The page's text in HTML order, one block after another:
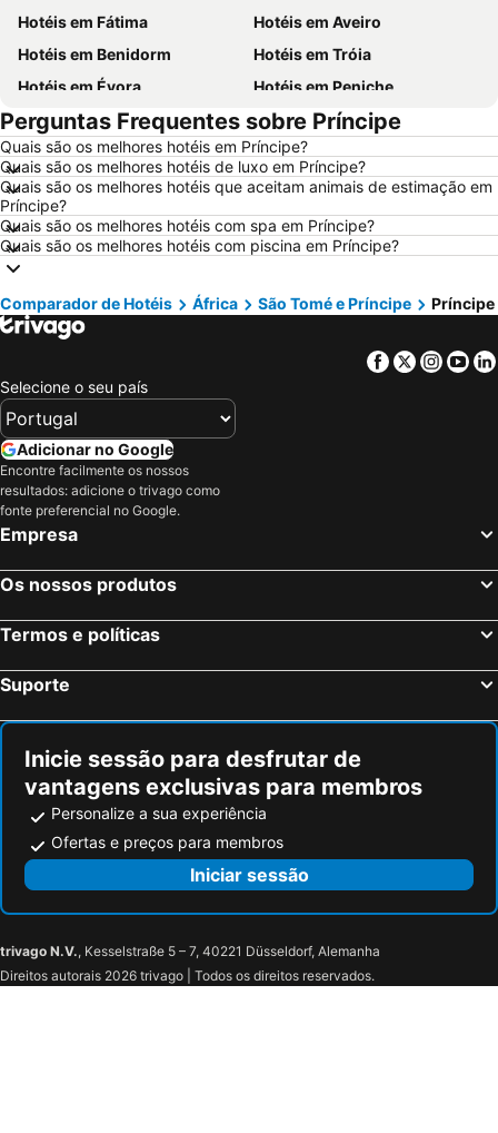
Hotéis em Fátima
Hotéis em Aveiro
Hotéis em Benidorm
Hotéis em Tróia
Hotéis em Évora
Hotéis em Peniche
Hotéis em Porto Santo
Hotéis em Barcelona
Hotéis em Sangenjo
Hotéis em Nazaré
Hotéis em Vigo
Hotéis em Vila Nova de Milfontes
Hotéis em Isla Canela
Hotéis em Roma
Hotéis em Vilamoura
Hotéis em Portugal
Hotéis em Minorca
Hotéis em Galiza
Hotéis em Andaluzia
Hotéis em Douro
Hotéis em Ilha do Sal
Hotéis em Ibiza
Hotéis em Serra da Estrela
Hotéis em Costa da Luz
Hotéis em Gran Canaria
Hotéis em Costa de Almería
Perguntas Frequentes sobre Príncipe
Quais são os melhores hotéis em Príncipe?
Quais são os melhores hotéis de luxo em Príncipe?
Quais são os melhores hotéis que aceitam animais de estimação em
Príncipe?
Quais são os melhores hotéis com spa em Príncipe?
Quais são os melhores hotéis com piscina em Príncipe?
Comparador de Hotéis África São Tomé e Príncipe Príncipe
Facebook
Twitter
Selecione o seu país
Adicionar no Google
Encontre facilmente os nossos
resultados: adicione o trivago como
fonte preferencial no Google.
Empresa
Os nossos produtos
Termos e políticas
Suporte
Inicie sessão para desfrutar de
vantagens exclusivas para membros
Personalize a sua experiência
Ofertas e preços para membros
Iniciar sessão
trivago N.V., Kesselstraße 5 – 7, 40221 Düsseldorf, Alemanha
Direitos autorais 2026 trivago | Todos os direitos reservados.